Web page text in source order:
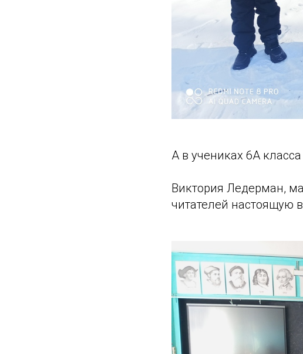
А в учениках 6А
Виктория Ледерман,
читателей настоящую